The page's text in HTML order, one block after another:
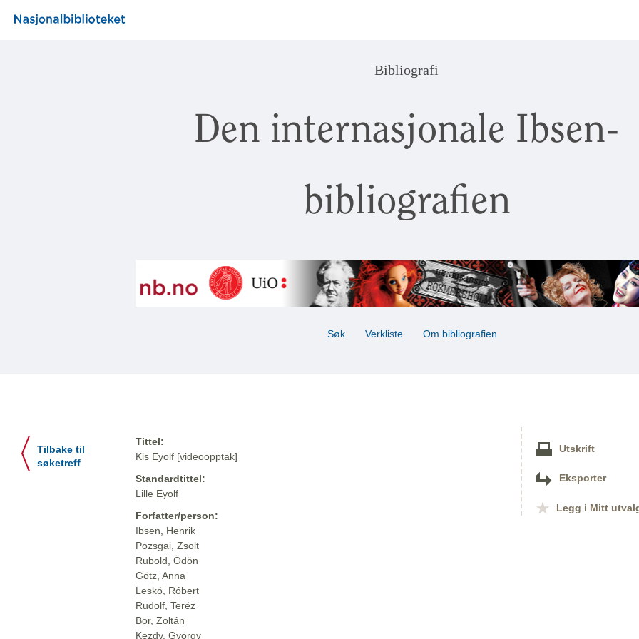
Bibliografi
Den internasjonale Ibsen-
bibliografien
Søk Verkliste Om bibliografien
Tilbake til
søketreff
Tittel:
Kis Eyolf [videoopptak]
Standardtittel:
Lille Eyolf
Forfatter/person:
Ibsen, Henrik
Pozsgai, Zsolt
Rubold, Ödön
Götz, Anna
Leskó, Róbert
Rudolf, Teréz
Bor, Zoltán
Kezdy, György
Utskrift
Eksporter
Legg i Mitt